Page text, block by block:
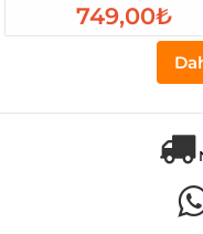
749,00₺